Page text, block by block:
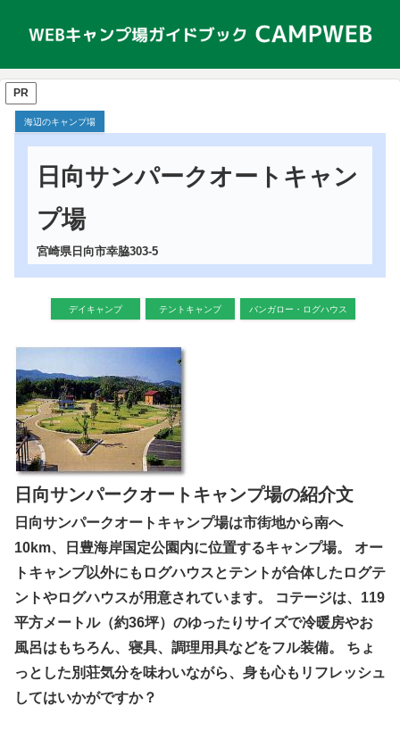
PR
海辺のキャンプ場
日向サンパークオートキャン
プ場
宮崎県日向市幸脇303-5
デイキャンプ テントキャンプ バンガロー・ログハウス
日向サンパークオートキャンプ場の紹介文
日向サンパークオートキャンプ場は市街地から南へ
10km、日豊海岸国定公園内に位置するキャンプ場。 オー
トキャンプ以外にもログハウスとテントが合体したログテ
ントやログハウスが用意されています。 コテージは、119
平方メートル（約36坪）のゆったりサイズで冷暖房やお
風呂はもちろん、寝具、調理用具などをフル装備。 ちょ
っとした別荘気分を味わいながら、身も心もリフレッシュ
してはいかがですか？